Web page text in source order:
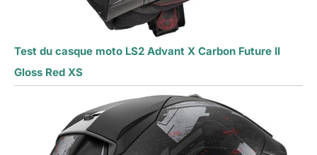
Test du casque moto LS2 Advant X Carbon Future II
Gloss Red XS